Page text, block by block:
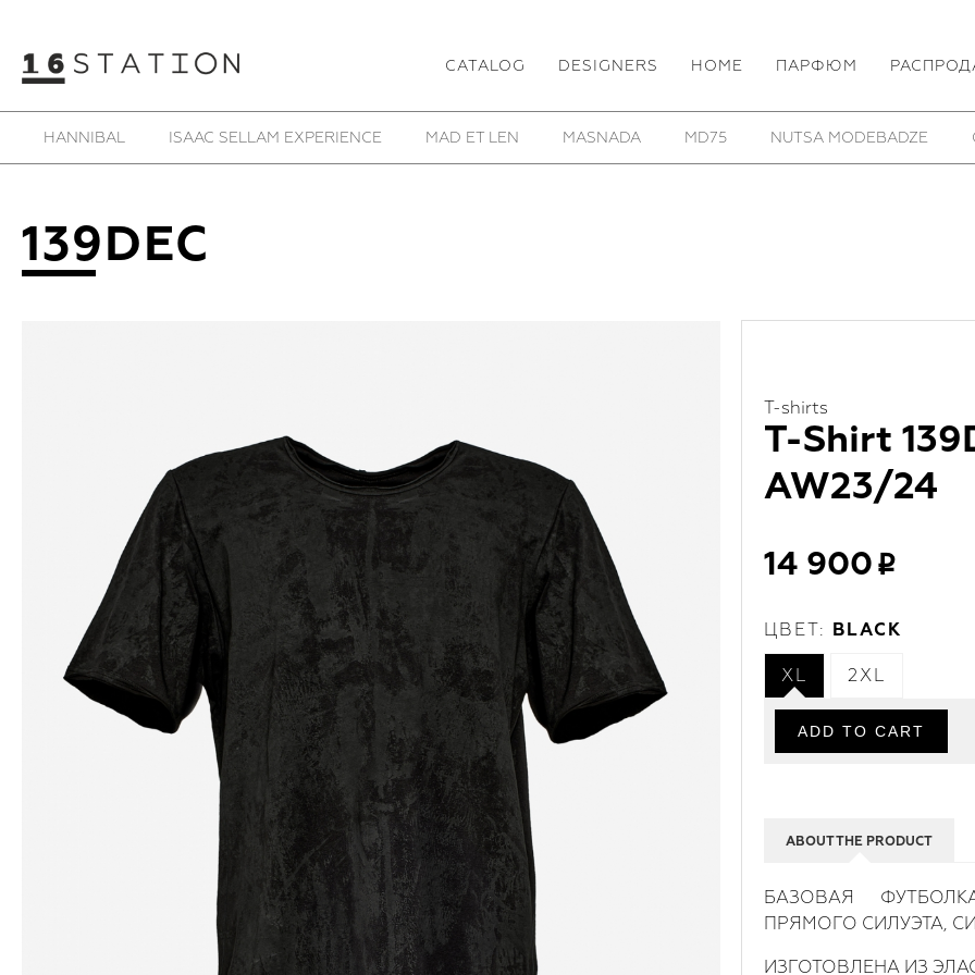
CATALOG DESIGNERS HOME ПАРФЮМ
HANNIBAL ISAAC SELLAM EXPERIENCE MAD ET LEN MASNADA MD75 NUTSA MODEBADZE
139DEC
T-shirts
T-Shirt
AW23/24
14 900
ЦВЕТ: BLACK
XL 2XL
ABOUT THE PRODUCT
БАЗОВАЯ
ПРЯМОГО СИЛУЭТА,
ИЗГОТОВЛЕНА ИЗ